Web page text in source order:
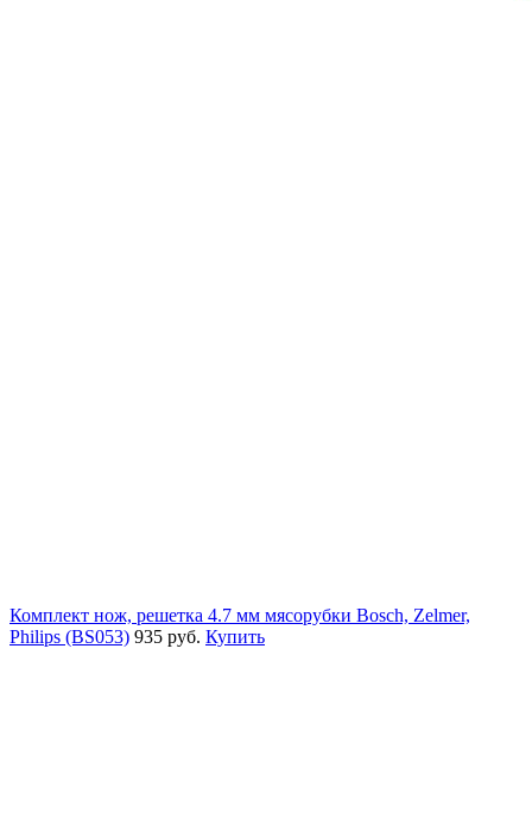
Комплект нож, решетка 4.7 мм мясорубки Bosch, Zelmer,
Philips (BS053) 935 руб. Купить